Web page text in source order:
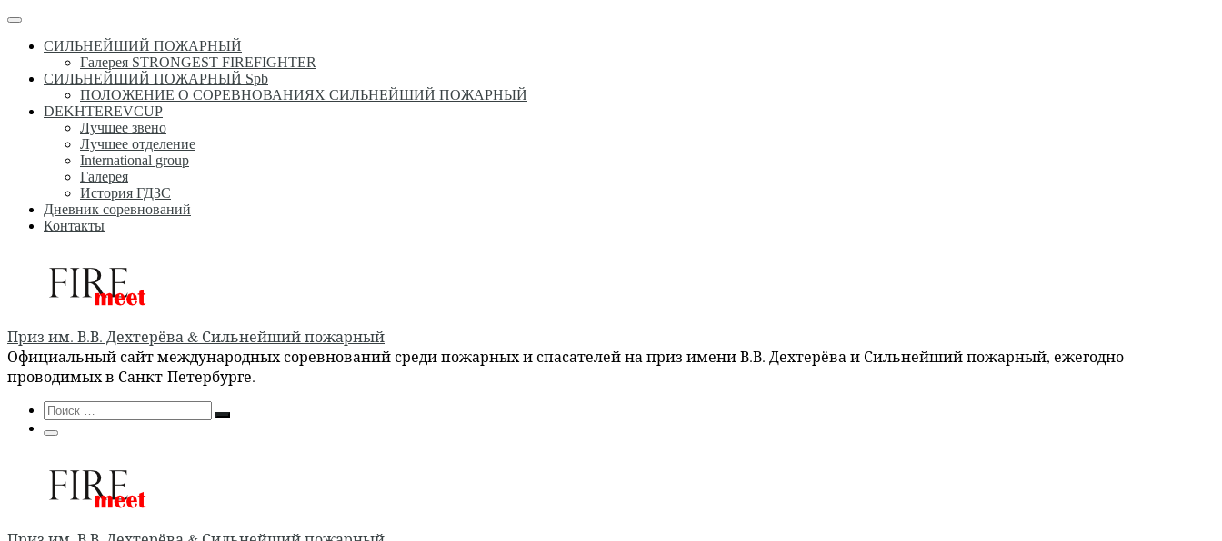
Перейти
содержимому
Меню
СИЛЬНЕЙШИЙ ПОЖАРНЫЙ
Галерея STRONGEST FIREFIGHTER
СИЛЬНЕЙШИЙ ПОЖАРНЫЙ Spb
ПОЛОЖЕНИЕ О СОРЕВНОВАНИЯХ СИЛЬНЕЙШИЙ ПОЖАРНЫЙ
DEKHTEREVCUP
Лучшее звено
Лучшее отделение
International group
Галерея
История ГДЗС
Дневник соревнований
Контакты
Приз им. В.В. Дехтерёва & Сильнейший пожарный
Официальный сайт международных соревнований среди пожарных и спасателей на приз имени В.В. Дехтерёва и Сильнейший пожарный, ежегодно
проводимых в Санкт-Петербурге.
Search
Поиск
Поиск
Меню